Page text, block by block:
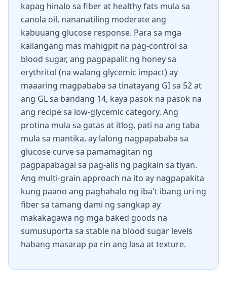
kapag hinalo sa fiber at healthy fats mula sa
canola oil, nananatiling moderate ang
kabuuang glucose response. Para sa mga
kailangang mas mahigpit na pag-control sa
blood sugar, ang pagpapalit ng honey sa
erythritol (na walang glycemic impact) ay
maaaring magpababa sa tinatayang GI sa 52 at
ang GL sa bandang 14, kaya pasok na pasok na
ang recipe sa low-glycemic category. Ang
protina mula sa gatas at itlog, pati na ang taba
mula sa mantika, ay lalong nagpapababa sa
glucose curve sa pamamagitan ng
pagpapabagal sa pag-alis ng pagkain sa tiyan.
Ang multi-grain approach na ito ay nagpapakita
kung paano ang paghahalo ng iba't ibang uri ng
fiber sa tamang dami ng sangkap ay
makakagawa ng mga baked goods na
sumusuporta sa stable na blood sugar levels
habang masarap pa rin ang lasa at texture.